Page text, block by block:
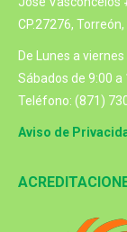
CP.27276, Torreón,
De Lunes a
Sábados de 9:00 a
Teléfono: (871)
Aviso de